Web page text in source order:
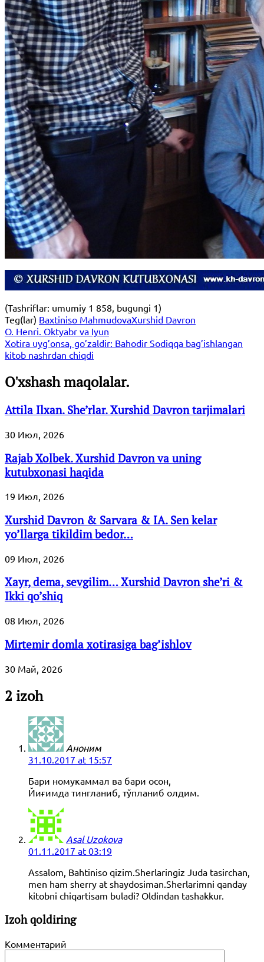
(Tashriflar: umumiy 1 858, bugungi 1)
Teg(lar) Baxtiniso MahmudovaXurshid Davron
O. Henri. Oktyabr va Iyun
Xotira uyg’onsa, go’zaldir: Bahodir Sodiqqa bag’ishlangan
kitob nashrdan chiqdi
O'xshash maqolalar.
Attila Ilxan. She’rlar. Xurshid Davron tarjimalari
30 Июл, 2026
Rajab Xolbek. Xurshid Davron va uning
kutubxonasi haqida
19 Июл, 2026
Xurshid Davron & Sarvara & IA. Sen kelar
yo’llarga tikildim bedor…
09 Июл, 2026
Xayr, dema, sevgilim… Xurshid Davron she’ri &
Ikki qo’shiq
08 Июл, 2026
Mirtemir domla xotirasiga bag’ishlov
30 Май, 2026
2 izoh
Аноним
31.10.2017 at 15:57
Бари номукаммал ва бари осон,
Йиғимда тингланиб, тўпланиб олдим.
Asal Uzokova
01.11.2017 at 03:19
Assalom, Bahtiniso qizim.Sherlaringiz Juda tasirchan,
men ham sherry at shaydosiman.Sherlarimni qanday
kitobni chiqartisam buladi? Oldindan tashakkur.
Izoh qoldiring
Комментарий